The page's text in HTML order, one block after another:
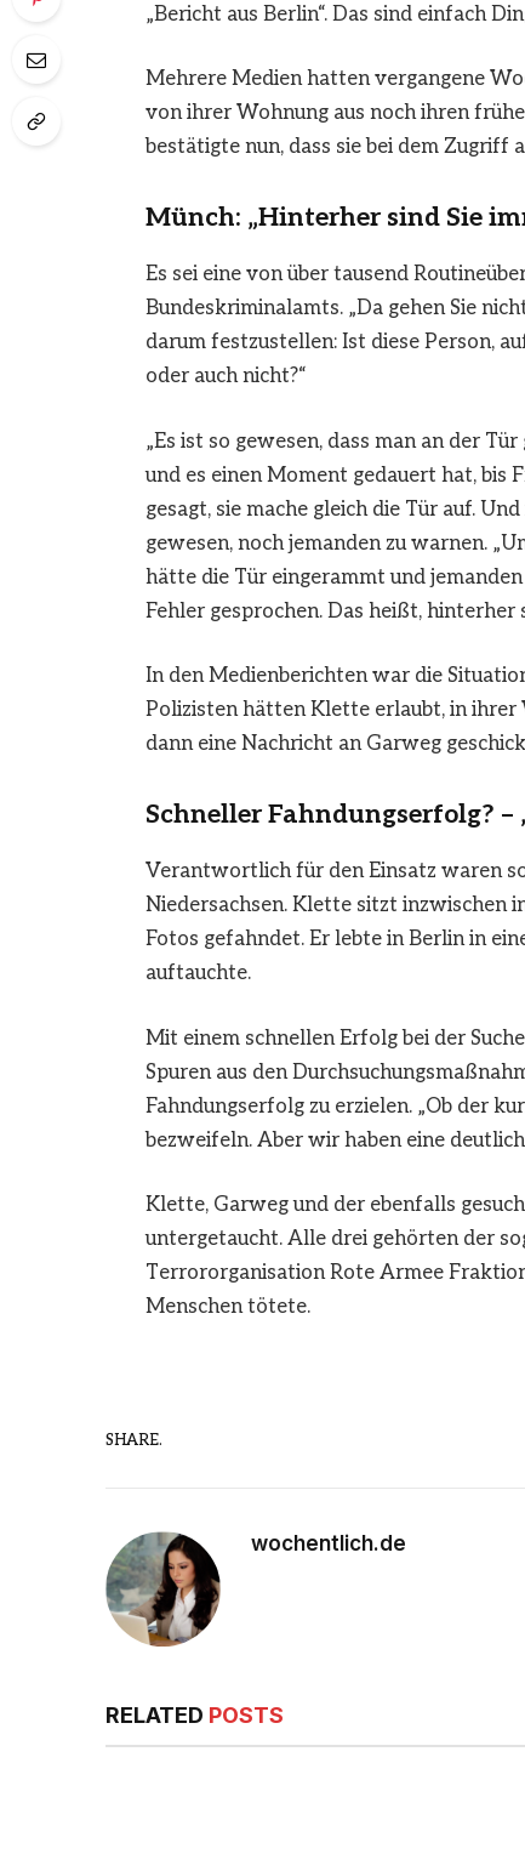
„Bericht aus Berlin“. Das sind einfach
Mehrere Medien hatten vergangene
von ihrer Wohnung aus noch ihren
bestätigte nun, dass sie bei dem Zugriff
Münch: „Hinterher sind Sie
Es sei eine von über tausend
Bundeskriminalamts. „Da gehen Sie
darum festzustellen: Ist diese Person,
oder auch nicht?“
„Es ist so gewesen, dass man an der
und es einen Moment gedauert hat, bis
gesagt, sie mache gleich die Tür auf.
gewesen, noch jemanden zu warnen.
hätte die Tür eingerammt und
Fehler gesprochen. Das heißt, hinterher
In den Medienberichten war die
Polizisten hätten Klette erlaubt, in ihrer
dann eine Nachricht an Garweg
Schneller Fahndungserfolg? –
Verantwortlich für den Einsatz waren
Niedersachsen. Klette sitzt inzwischen
Fotos gefahndet. Er lebte in Berlin in
auftauchte.
Mit einem schnellen Erfolg bei der
Spuren aus den
Fahndungserfolg zu erzielen. „Ob der
bezweifeln. Aber wir haben eine
Klette, Garweg und der ebenfalls
untergetaucht. Alle drei gehörten der
Terrororganisation Rote Armee
Menschen tötete.
SHARE.
wochentlich.de
RELATED POSTS